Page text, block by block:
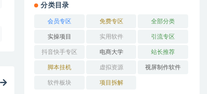
分类目录
会员专区 免费专区 全部分类
实操项目 实用软件 引流专区
抖音快手专区 电商大学 站长推荐
脚本挂机 虚拟资源 视屏制作软件
软件板块 项目拆解